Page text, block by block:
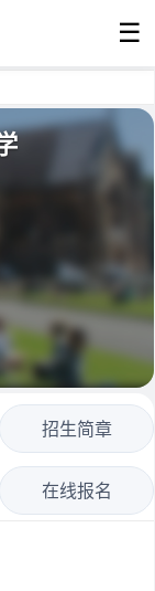
☰
招生简章
在线报名